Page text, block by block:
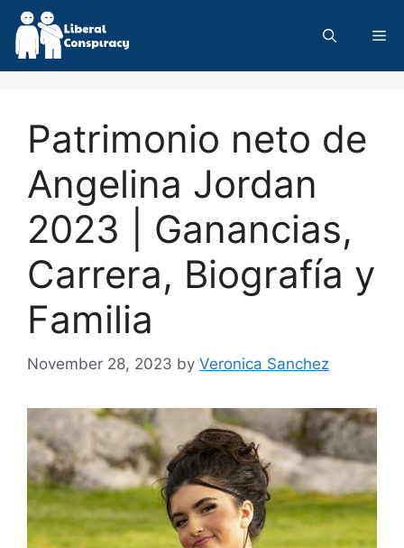
Skip
content
Patrimonio neto de
Angelina Jordan
2023 | Ganancias,
Carrera, Biografía y
Familia
November 28, 2023 by Veronica Sanchez